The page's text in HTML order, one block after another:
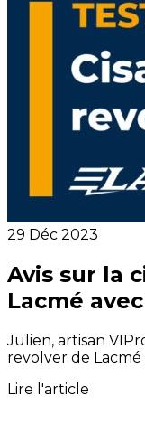
29 Déc 2023
Avis sur la
Lacmé
Julien, artisan
revolver de Lacmé
Lire l'article